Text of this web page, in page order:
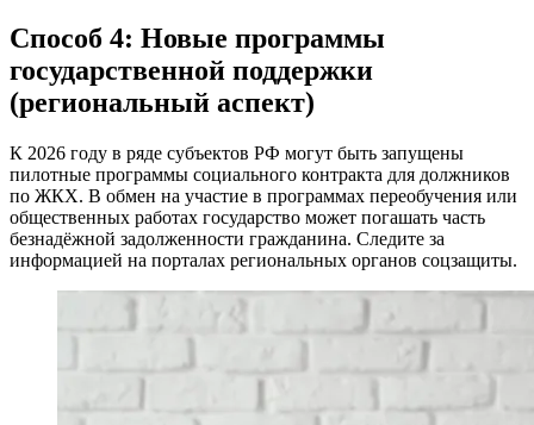
Способ 4: Новые программы
государственной поддержки
(региональный аспект)
К 2026 году в ряде субъектов РФ могут быть запущены
пилотные программы социального контракта для должников
по ЖКХ. В обмен на участие в программах переобучения или
общественных работах государство может погашать часть
безнадёжной задолженности гражданина. Следите за
информацией на порталах региональных органов соцзащиты.